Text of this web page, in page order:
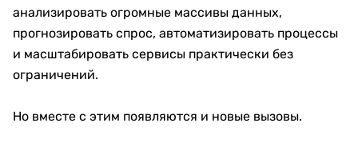
анализировать огромные массивы данных,
прогнозировать спрос, автоматизировать процессы
и масштабировать сервисы практически без
ограничений.
Но вместе с этим появляются и новые вызовы.